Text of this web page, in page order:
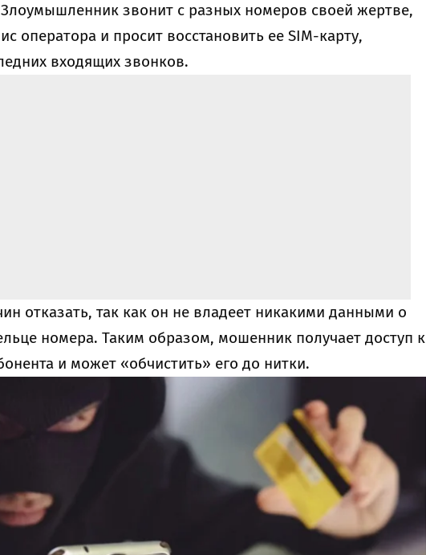
звонит с разных номеров своей жертве,
оператора и просит восстановить ее SIM-карту,
входящих звонков.
отказать, так как он не владеет никакими данными о
номера. Таким образом, мошенник получает доступ к
и может «обчистить» его до нитки.